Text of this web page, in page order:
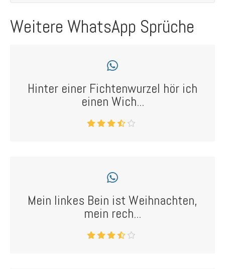
Weitere WhatsApp Sprüche
Hinter einer Fichtenwurzel hör ich
einen Wich...
Mein linkes Bein ist Weihnachten,
mein rech...